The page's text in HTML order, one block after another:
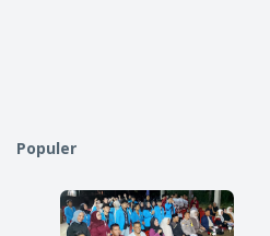
Populer